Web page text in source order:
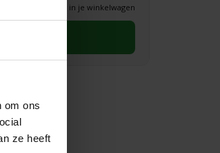
om ons
ze heeft
prijs zie je in je winkelwagen
een maat